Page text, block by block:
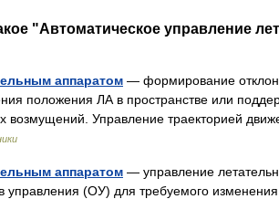
"Автоматическое управление
аппаратом — формирование
положения ЛА в пространстве или
возмущений. Управление траекторией
аппаратом — управление
управления (ОУ) для требуемого